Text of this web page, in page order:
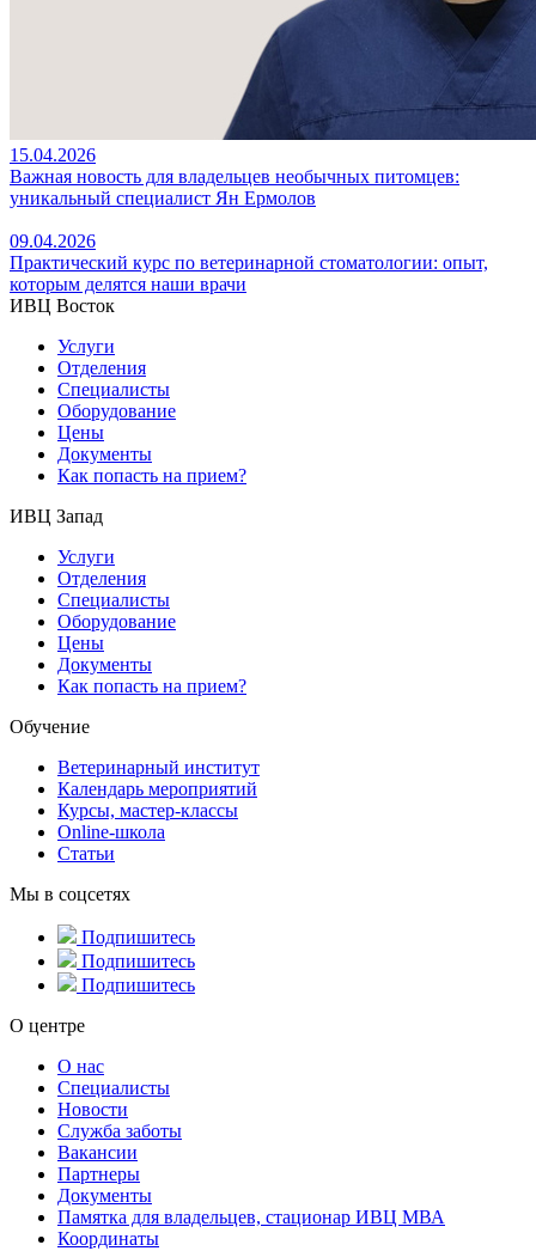
15.04.2026
Важная новость для владельцев необычных питомцев:
уникальный специалист Ян Ермолов
09.04.2026
Практический курс по ветеринарной стоматологии: опыт,
которым делятся наши врачи
ИВЦ Восток
Услуги
Отделения
Специалисты
Оборудование
Цены
Документы
Как попасть на прием?
ИВЦ Запад
Услуги
Отделения
Специалисты
Оборудование
Цены
Документы
Как попасть на прием?
Обучение
Ветеринарный институт
Календарь мероприятий
Курсы, мастер-классы
Online-школа
Статьи
Мы в соцсетях
Подпишитесь
Подпишитесь
Подпишитесь
О центре
О нас
Специалисты
Новости
Служба заботы
Вакансии
Партнеры
Документы
Памятка для владельцев, стационар ИВЦ МВА
Координаты